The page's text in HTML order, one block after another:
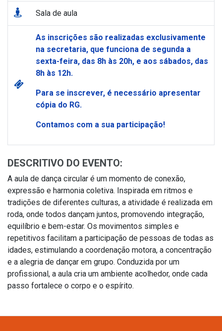
Sala de aula
As inscrições são realizadas exclusivamente
na secretaria, que funciona de segunda a
sexta-feira, das 8h às 20h, e aos sábados, das
8h às 12h.
Para se inscrever, é necessário apresentar
cópia do RG.
Contamos com a sua participação!
DESCRITIVO DO EVENTO:
A aula de dança circular é um momento de conexão,
expressão e harmonia coletiva. Inspirada em ritmos e
tradições de diferentes culturas, a atividade é realizada em
roda, onde todos dançam juntos, promovendo integração,
equilíbrio e bem-estar. Os movimentos simples e
repetitivos facilitam a participação de pessoas de todas as
idades, estimulando a coordenação motora, a concentração
e a alegria de dançar em grupo. Conduzida por um
profissional, a aula cria um ambiente acolhedor, onde cada
passo fortalece o corpo e o espírito.